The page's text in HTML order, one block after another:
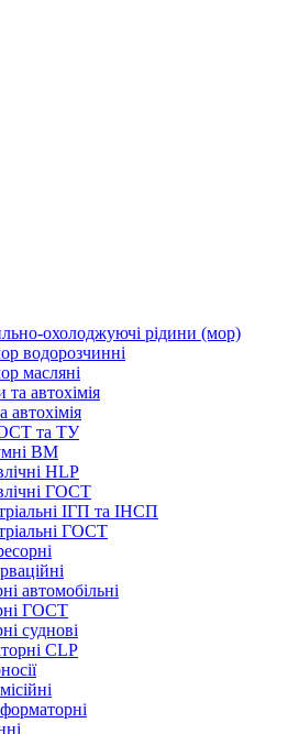
охолоджуючі рідини (мор)
водорозчинні
масляні
автохімія
автохімія
та ТУ
ВМ
HLP
ГОСТ
ІГП та ІНСП
ГОСТ
автомобільні
ГОСТ
суднові
CLP